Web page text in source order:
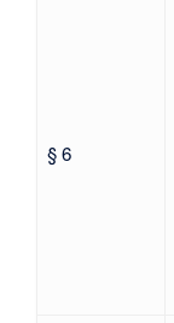
§ 6